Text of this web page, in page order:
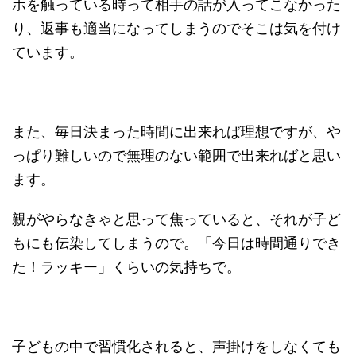
ホを触っている時って相手の話が入ってこなかった
り、返事も適当になってしまうのでそこは気を付け
ています。
また、毎日決まった時間に出来れば理想ですが、や
っぱり難しいので無理のない範囲で出来ればと思い
ます。
親がやらなきゃと思って焦っていると、それが子ど
もにも伝染してしまうので。「今日は時間通りでき
た！ラッキー」くらいの気持ちで。
子どもの中で習慣化されると、声掛けをしなくても